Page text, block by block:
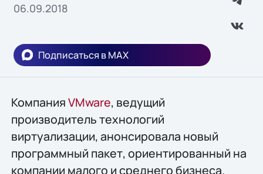
06.09.2018
Подписаться в MAX
КомпанияVMware, ведущий
производитель технологий
виртуализации, анонсировала новый
программный пакет, ориентированный на
компании малого и среднего бизнеса.